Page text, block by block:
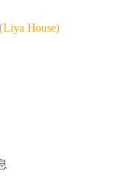
House)